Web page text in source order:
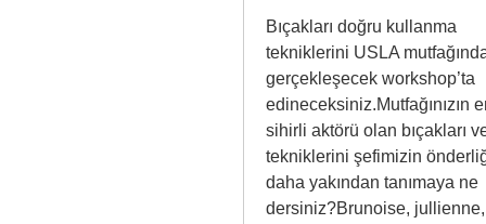
Bıçakları doğru kullanma
tekniklerini USLA
gerçekleşecek workshop’ta
edineceksiniz.Mutfağınızın
sihirli aktörü olan bıçakları
tekniklerini şefimizin
daha yakından tanımaya ne
dersiniz?Brunoise, jullienne,